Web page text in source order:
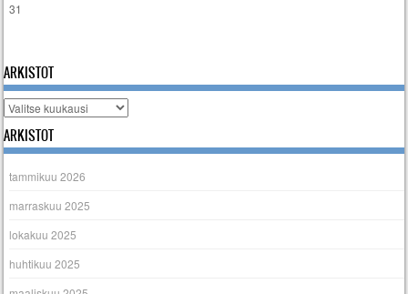
31
ARKISTOT
Arkistot
ARKISTOT
tammikuu 2026
marraskuu 2025
lokakuu 2025
huhtikuu 2025